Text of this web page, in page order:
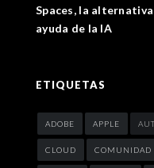
Spaces, la
ayuda de la IA
ETIQUETAS
ADOBE APPLE
CLOUD COMUNIDAD